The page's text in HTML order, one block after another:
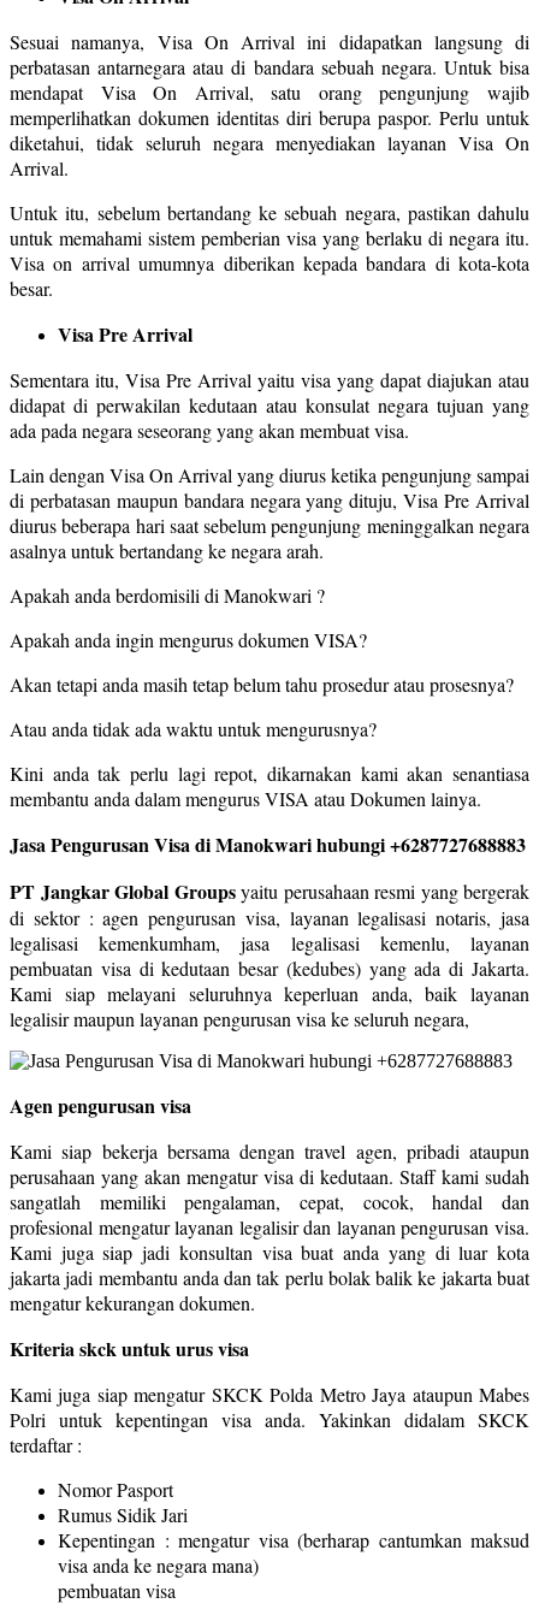
Sesuai namanya, Visa On Arrival ini didapatkan langsung di
perbatasan antarnegara atau di bandara sebuah negara. Untuk bisa
mendapat Visa On Arrival, satu orang pengunjung wajib
memperlihatkan dokumen identitas diri berupa paspor. Perlu untuk
diketahui, tidak seluruh negara menyediakan layanan Visa On
Arrival.
Untuk itu, sebelum bertandang ke sebuah negara, pastikan dahulu
untuk memahami sistem pemberian visa yang berlaku di negara itu.
Visa on arrival umumnya diberikan kepada bandara di kota-kota
besar.
Visa Pre Arrival
Sementara itu, Visa Pre Arrival yaitu visa yang dapat diajukan atau
didapat di perwakilan kedutaan atau konsulat negara tujuan yang
ada pada negara seseorang yang akan membuat visa.
Lain dengan Visa On Arrival yang diurus ketika pengunjung sampai
di perbatasan maupun bandara negara yang dituju, Visa Pre Arrival
diurus beberapa hari saat sebelum pengunjung meninggalkan negara
asalnya untuk bertandang ke negara arah.
Apakah anda berdomisili di Manokwari ?
Apakah anda ingin mengurus dokumen VISA?
Akan tetapi anda masih tetap belum tahu prosedur atau prosesnya?
Atau anda tidak ada waktu untuk mengurusnya?
Kini anda tak perlu lagi repot, dikarnakan kami akan senantiasa
membantu anda dalam mengurus VISA atau Dokumen lainya.
Jasa Pengurusan Visa di Manokwari hubungi +6287727688883
PT Jangkar Global Groupsyaitu perusahaan resmi yang bergerak
di sektor : agen pengurusan visa, layanan legalisasi notaris, jasa
legalisasi kemenkumham, jasa legalisasi kemenlu, layanan
pembuatan visa di kedutaan besar (kedubes) yang ada di Jakarta.
Kami siap melayani seluruhnya keperluan anda, baik layanan
legalisir maupun layanan pengurusan visa ke seluruh negara,
Agen pengurusan visa
Kami siap bekerja bersama dengan travel agen, pribadi ataupun
perusahaan yang akan mengatur visa di kedutaan. Staff kami sudah
sangatlah memiliki pengalaman, cepat, cocok, handal dan
profesional mengatur layanan legalisir dan layanan pengurusan visa.
Kami juga siap jadi konsultan visa buat anda yang di luar kota
jakarta jadi membantu anda dan tak perlu bolak balik ke jakarta buat
mengatur kekurangan dokumen.
Kriteria skck untuk urus visa
Kami juga siap mengatur SKCK Polda Metro Jaya ataupun Mabes
Polri untuk kepentingan visa anda. Yakinkan didalam SKCK
terdaftar :
Nomor Pasport
Rumus Sidik Jari
Kepentingan : mengatur visa (berharap cantumkan maksud
visa anda ke negara mana)
pembuatan visa